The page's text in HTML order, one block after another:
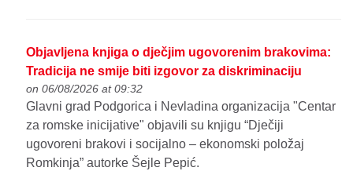
Objavljena knjiga o dječjim ugovorenim brakovima:
Tradicija ne smije biti izgovor za diskriminaciju
on 06/08/2026 at 09:32
Glavni grad Podgorica i Nevladina organizacija "Centar
za romske inicijative" objavili su knjigu “Dječiji
ugovoreni brakovi i socijalno – ekonomski položaj
Romkinja” autorke Šejle Pepić.